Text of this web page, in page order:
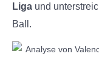
Liga und
Ball.